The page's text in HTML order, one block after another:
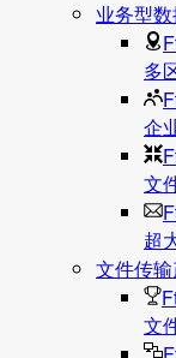
业务型
多
企
文
超
文件传
文